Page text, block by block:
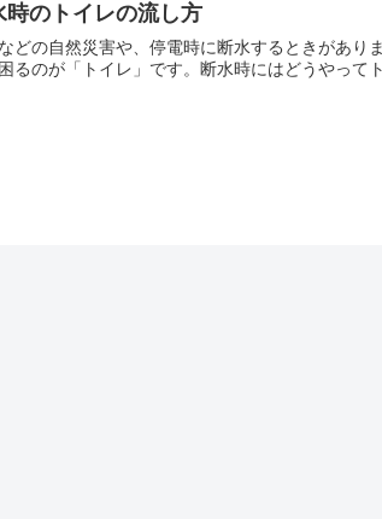
時のトイレの流し方
どの自然災害や、停電時に断水するときがあり
るのが「トイレ」です。断水時にはどうやって